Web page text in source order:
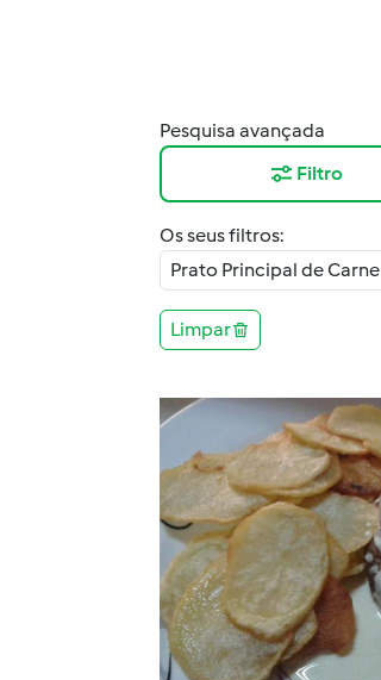
Pesquisa avançada
Filtro
Os seus filtros:
Prato Principal de Carne
Limpar